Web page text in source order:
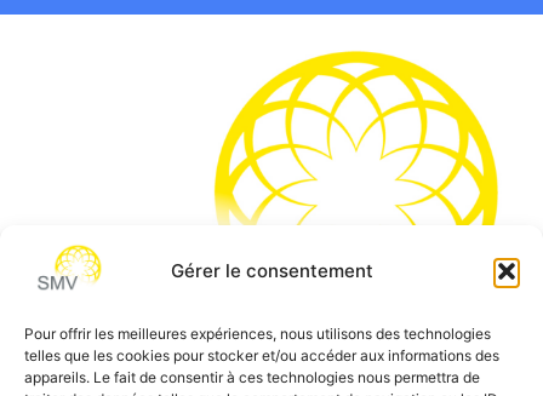
Gérer le consentement
Pour offrir les meilleures expériences, nous utilisons des technologies
telles que les cookies pour stocker et/ou accéder aux informations des
appareils. Le fait de consentir à ces technologies nous permettra de
SMV permet de vous aider à gagner du temps et vous